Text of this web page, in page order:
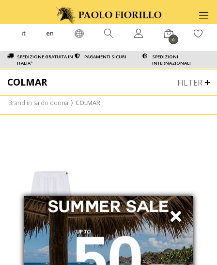
SPEDIZIONE GRATUITA IN
ITALIA*
PAGAMENTI SICURI
SPEDIZIONI
INTERNAZIONALI
it en
0
FILTER
COLMAR
Brand in saldo donna ⟩ COLMAR